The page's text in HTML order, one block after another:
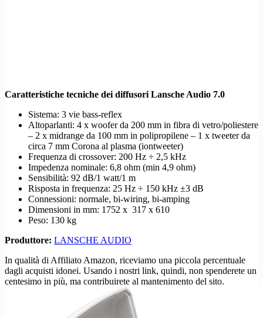
Caratteristiche tecniche dei diffusori Lansche Audio 7.0
Sistema: 3 vie bass-reflex
Altoparlanti: 4 x woofer da 200 mm in fibra di vetro/poliestere
– 2 x midrange da 100 mm in polipropilene – 1 x tweeter da
circa 7 mm Corona al plasma (iontweeter)
Frequenza di crossover: 200 Hz ÷ 2,5 kHz
Impedenza nominale: 6,8 ohm (min 4,9 ohm)
Sensibilità: 92 dB/1 watt/1 m
Risposta in frequenza: 25 Hz ÷ 150 kHz ±3 dB
Connessioni: normale, bi-wiring, bi-amping
Dimensioni in mm: 1752 x 317 x 610
Peso: 130 kg
Produttore: LANSCHE AUDIO
In qualità di Affiliato Amazon, riceviamo una piccola percentuale
dagli acquisti idonei. Usando i nostri link, quindi, non spenderete un
centesimo in più, ma contribuirete al mantenimento del sito.